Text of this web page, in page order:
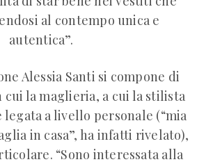
al contempo unica e
autentica”.
Alessia Santi si compone di
cui la maglieria, a cui la stilista
a livello personale (“mia
in casa”, ha infatti rivelato),
“Sono interessata alla